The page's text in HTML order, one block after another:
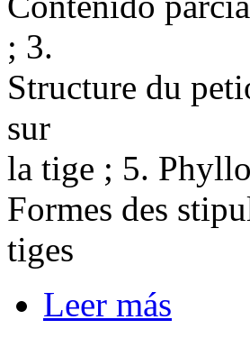
; 3.
Structure du
sur
la tige ; 5.
Formes des
tiges
Leer más